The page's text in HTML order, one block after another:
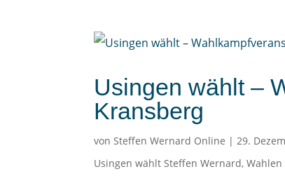
Usingen wählt –
Kransberg
vonSteffen Wernard Online |29.
Usingen wählt Steffen Wernard,Wahlen